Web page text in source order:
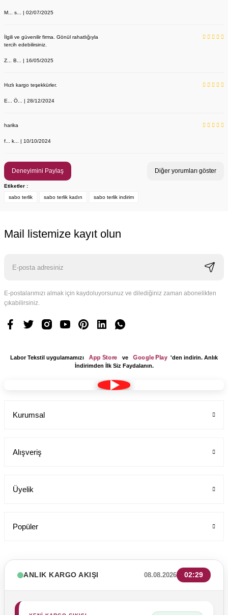
M... s... | 02/07/2025
İlgili ve güvenilir firma. Gönül rahatlığıyla
tercih edebilirsiniz.
Z... B... | 16/05/2025
Hızlı kargo teşekkürler.
E... Ö... | 28/12/2024
harika
f... k... | 10/10/2024
Deneyimini Paylaş Diğer yorumları göster
Etiketler :
sabo terlik
sabo terlik kadın sabo terlik indirim
Mail listemize kayıt olun
E-postalarımızı almak için kaydoluyorsunuz ve dilediğiniz zaman abonelikten
çıkabilirsiniz.
Labor Tekstil uygulamamızı App Store ve Google Play 'den indirin. Anlık
İndirimden İlk Siz Faydalanın.
Kurumsal
Alışveriş
Üyelik
Popüler
ANLIK KARGO AKIŞI 08.08.2026 02:29